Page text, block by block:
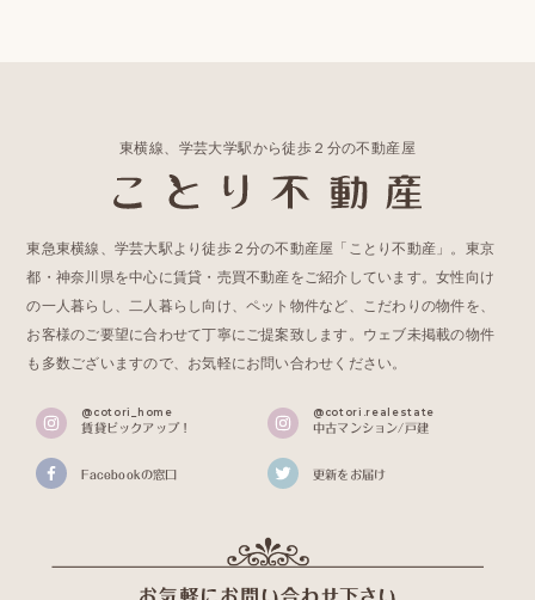
東横線、学芸大学駅から徒歩２分の不動産屋
東急東横線、学芸大駅より徒歩２分の不動産屋「ことり不動産」。東京
都・神奈川県を中心に賃貸・売買不動産をご紹介しています。女性向け
の一人暮らし、二人暮らし向け、ペット物件など、こだわりの物件を、
お客様のご要望に合わせて丁寧にご提案致します。ウェブ未掲載の物件
も多数ございますので、お気軽にお問い合わせください。
@cotori_home
賃貸ピックアップ！
@cotori.realestate
中古マンション/戸建
Facebookの窓口 更新をお届け